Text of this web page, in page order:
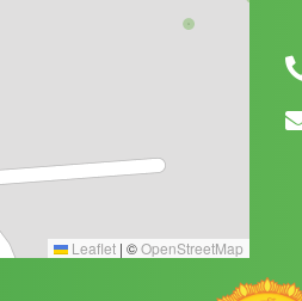
Leaflet | ©OpenStreetMap